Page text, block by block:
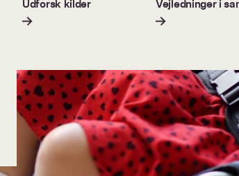
Udforsk kilder Vejledninger i